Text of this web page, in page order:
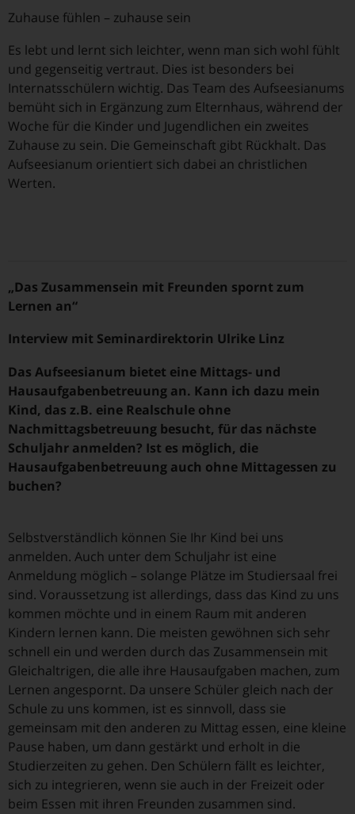
Zuhause fühlen – zuhause sein
Es lebt und lernt sich leichter, wenn man sich wohl fühlt
und gegenseitig vertraut. Dies ist besonders bei
Internatsschülern wichtig. Das Team des Aufseesianums
bemüht sich in Ergänzung zum Elternhaus, während der
Woche für die Kinder und Jugendlichen ein zweites
Zuhause zu sein. Die Gemeinschaft gibt Rückhalt. Das
Aufseesianum orientiert sich dabei an christlichen
Werten.
„Das Zusammensein mit Freunden spornt zum
Lernen an“
Interview mit Seminardirektorin Ulrike Linz
Das Aufseesianum bietet eine Mittags- und
Hausaufgabenbetreuung an. Kann ich dazu mein
Kind, das z.B. eine Realschule ohne
Nachmittagsbetreuung besucht, für das nächste
Schuljahr anmelden? Ist es möglich, die
Hausaufgabenbetreuung auch ohne Mittagessen zu
buchen?
Selbstverständlich können Sie Ihr Kind bei uns
anmelden. Auch unter dem Schuljahr ist eine
Anmeldung möglich – solange Plätze im Studiersaal frei
sind. Voraussetzung ist allerdings, dass das Kind zu uns
kommen möchte und in einem Raum mit anderen
Kindern lernen kann. Die meisten gewöhnen sich sehr
schnell ein und werden durch das Zusammensein mit
Gleichaltrigen, die alle ihre Hausaufgaben machen, zum
Lernen angespornt. Da unsere Schüler gleich nach der
Schule zu uns kommen, ist es sinnvoll, dass sie
gemeinsam mit den anderen zu Mittag essen, eine kleine
Pause haben, um dann gestärkt und erholt in die
Studierzeiten zu gehen. Den Schülern fällt es leichter,
sich zu integrieren, wenn sie auch in der Freizeit oder
beim Essen mit ihren Freunden zusammen sind.